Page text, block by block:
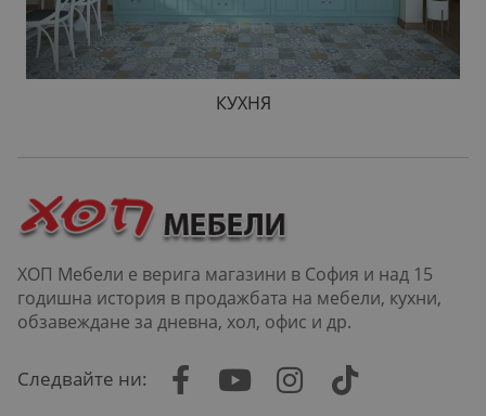
КУХНЯ
ХОП Мебели е верига магазини в София и над 15
годишна история в продажбата на мебели, кухни,
обзавеждане за дневна, хол, офис и др.
Следвайте ни: